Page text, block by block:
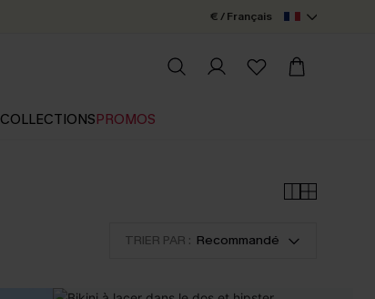
€ / Français
COLLECTIONSPROMOS
TRIER PAR : Recommandé